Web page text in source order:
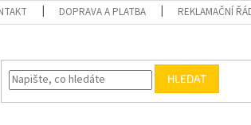
DOPRAVA A PLATBA REKLAMAČNÍ
HLEDAT